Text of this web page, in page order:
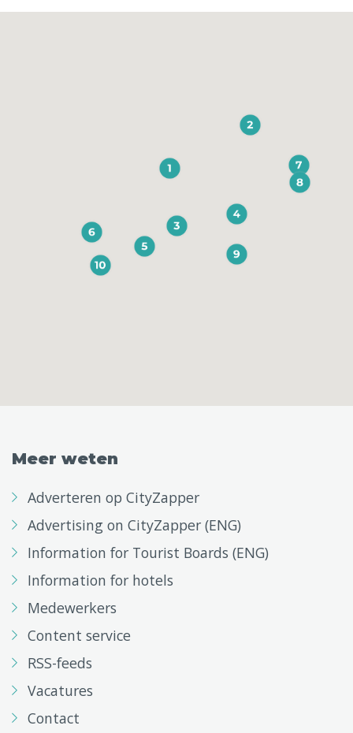
Meer weten
Adverteren op CityZapper
Advertising on CityZapper (ENG)
Information for Tourist Boards (ENG)
Information for hotels
Medewerkers
Content service
RSS-feeds
Vacatures
Contact